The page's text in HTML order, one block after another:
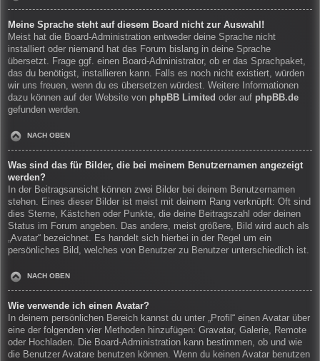
Meine Sprache steht auf diesem Board nicht zur Auswahl!
Meist hat die Board-Administration entweder deine Sprache nicht
installiert oder niemand hat das Forum bislang in deine Sprache
übersetzt. Frage ggf. einen Board-Administrator, ob er das Sprachpaket,
das du benötigst, installieren kann. Falls es noch nicht existiert, würden
wir uns freuen, wenn du es übersetzen würdest. Weitere Informationen
dazu können auf der Website von phpBB Limited oder auf phpBB.de
gefunden werden.
NACH OBEN
Was sind das für Bilder, die bei meinem Benutzernamen angezeigt
werden?
In der Beitragsansicht können zwei Bilder bei deinem Benutzernamen
stehen. Eines dieser Bilder ist meist mit deinem Rang verknüpft: Oft sind
dies Sterne, Kästchen oder Punkte, die deine Beitragszahl oder deinen
Status im Forum angeben. Das andere, meist größere, Bild wird auch als
„Avatar“ bezeichnet. Es handelt sich hierbei in der Regel um ein
persönliches Bild, welches von Benutzer zu Benutzer unterschiedlich ist.
NACH OBEN
Wie verwende ich einen Avatar?
In deinem persönlichen Bereich kannst du unter „Profil“ einen Avatar über
eine der folgenden vier Methoden hinzufügen: Gravatar, Galerie, Remote
oder Hochladen. Die Board-Administration kann bestimmen, ob und wie
die Benutzer Avatare benutzen können. Wenn du keinen Avatar benutzen